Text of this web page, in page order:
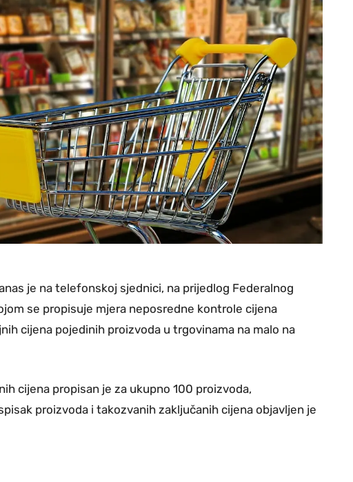
je na telefonskoj sjednici, na prijedlog Federalnog
se propisuje mjera neposredne kontrole cijena
cijena pojedinih proizvoda u trgovinama na malo na
cijena propisan je za ukupno 100 proizvoda,
proizvoda i takozvanih zaključanih cijena objavljen je